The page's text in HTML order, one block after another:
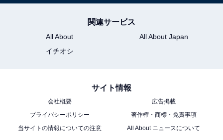
関連サービス
All About
All About Japan
イチオシ
サイト情報
会社概要
広告掲載
プライバシーポリシー
著作権・商標・免責事項
当サイトの情報についての注意
All About ニュースについて